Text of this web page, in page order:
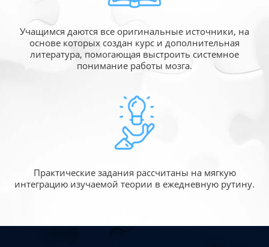
Учащимся даются все оригинальные источники, на
основе которых создан курс и дополнительная
литература, помогающая выстроить системное
понимание работы мозга.
Практические задания рассчитаны на мягкую
интеграцию изучаемой теории в ежедневную рутину.